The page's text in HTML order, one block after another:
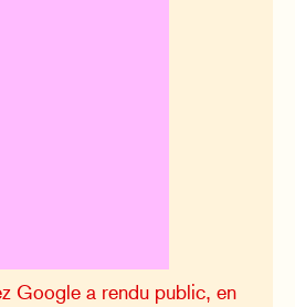
Google a rendu public, en